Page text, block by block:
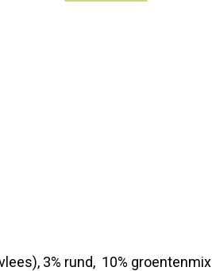
3% rund, 10% groentenmix